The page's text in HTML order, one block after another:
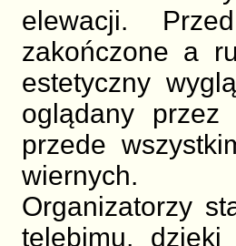
elewacji.
zakończone a
estetyczny
oglądany
przede
wiernych.
Organizatorzy
telebimu,